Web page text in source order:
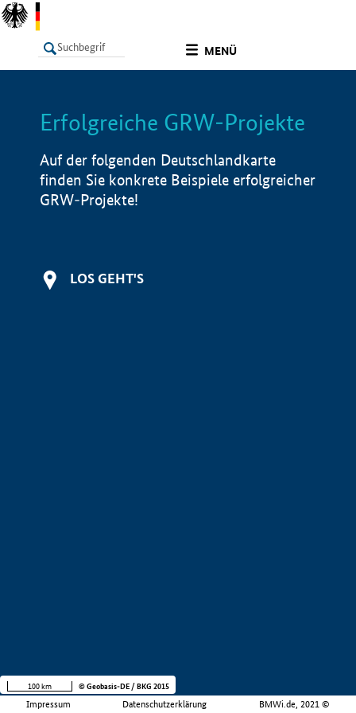
MENÜ
LISTE Info
Erfolgreiche GRW-Projekte
Auf der folgenden Deutschlandkarte
finden Sie konkrete Beispiele erfolgreicher
GRW-Projekte!
LOS GEHT'S
Impressum Datenschutzerklärung BMWi.de, 2021 ©
100 km © Geobasis-DE / BKG 2015